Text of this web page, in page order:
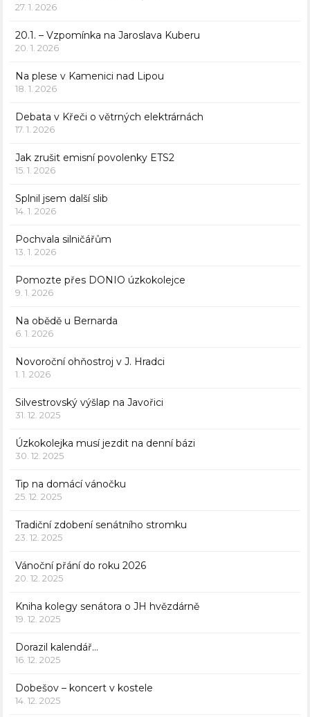
27. 1. 2026
20.1. – Vzpomínka na Jaroslava Kuberu
20. 1. 2026
Na plese v Kamenici nad Lipou
18. 1. 2026
Debata v Křeči o větrných elektrárnách
17. 1. 2026
Jak zrušit emisní povolenky ETS2
15. 1. 2026
Splnil jsem další slib
14. 1. 2026
Pochvala silničářům
13. 1. 2026
Pomozte přes DONIO úzkokolejce
9. 1. 2026
Na obědě u Bernarda
6. 1. 2026
Novoroční ohňostroj v J. Hradci
1. 1. 2026
Silvestrovský výšlap na Javořici
31. 12. 2025
Úzkokolejka musí jezdit na denní bázi
30. 12. 2025
Tip na domácí vánočku
25. 12. 2025
Tradiční zdobení senátního stromku
23. 12. 2025
Vánoční přání do roku 2026
20. 12. 2025
Kniha kolegy senátora o JH hvězdárně
19. 12. 2025
Dorazil kalendář…
16. 12. 2025
Dobešov – koncert v kostele
14. 12. 2025